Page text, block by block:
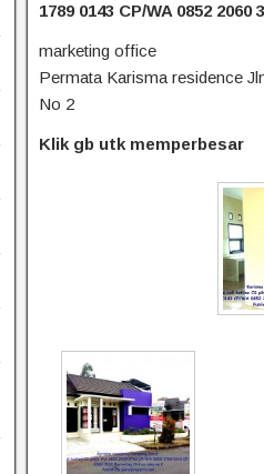
1789 0143 CP/WA 0852 2060
marketing office
Permata Karisma residence
No 2
Klik gb utk memperbesar